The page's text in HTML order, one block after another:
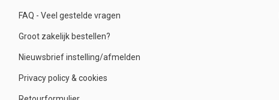
FAQ - Veel gestelde vragen
Groot zakelijk bestellen?
Nieuwsbrief instelling/afmelden
Privacy policy & cookies